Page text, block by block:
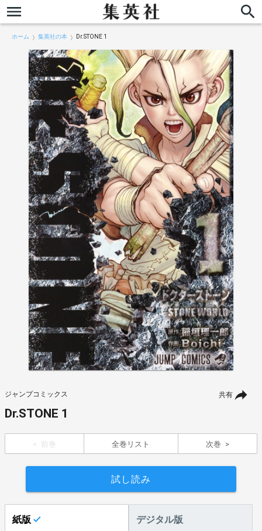
ホーム 集英社の本 Dr.STONE 1
共有
ジャンプコミックス
Dr.STONE 1
前巻 全巻リスト 次巻
試し読み
紙版 デジタル版